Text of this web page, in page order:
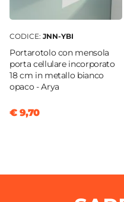
Incluso
Kit Installazione
Incluso
Dotazioni
Presa Shuko
CODICE: JNN-YBI
Portarotolo con mensola
porta cellulare incorporato
18 cm in metallo bianco
opaco - Arya
€ 9,70